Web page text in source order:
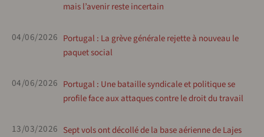
mais l’avenir reste incertain
04/06/2026 Portugal : La grève générale rejette à nouveau le
paquet social
04/06/2026 Portugal : Une bataille syndicale et politique se
profile face aux attaques contre le droit du travail
13/03/2026 Sept vols ont décollé de la base aérienne de Lajes